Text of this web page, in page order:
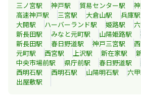
三ノ宮駅 神戸駅 貿易センター駅
高速神戸駅 三宮駅 大倉山駅 兵庫駅
大開駅 ハーバーランド駅 姫路駅
新長田駅 みなと元町駅 山陽姫路駅
新長田駅 春日野道駅 神戸三宮駅
元町駅 西宮駅 上沢駅 新在家駅
中央市場前駅 県庁前駅 春日野道駅
西明石駅 西明石駅 山陽明石駅 六甲
出屋敷駅